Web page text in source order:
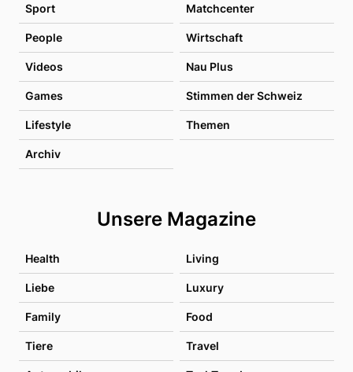
Sport Matchcenter
People Wirtschaft
Videos Nau Plus
Games Stimmen der Schweiz
Lifestyle Themen
Archiv
Unsere Magazine
Health Living
Liebe Luxury
Family Food
Tiere Travel